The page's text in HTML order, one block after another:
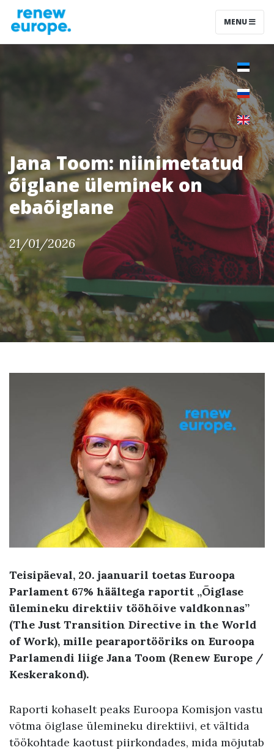
MENU
Jana Toom: niinimetatud
õiglane üleminek on
ebaõiglane
21/01/2026
Teisipäeval, 20. jaanuaril toetas Euroopa
Parlament 67% häältega raportit „Õiglase
ülemineku direktiiv tööhõive valdkonnas”
(The Just Transition Directive in the World
of Work), mille pearaportööriks on Euroopa
Parlamendi liige Jana Toom (Renew Europe /
Keskerakond).
Raporti kohaselt peaks Euroopa Komisjon vastu
võtma õiglase ülemineku direktiivi, et vältida
töökohtade kaotust piirkondades, mida mõjutab